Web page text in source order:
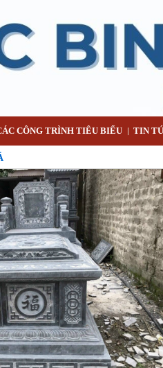
CÔNG TRÌNH TIÊU BIỂU TIN